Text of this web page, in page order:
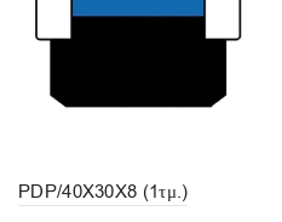
PDP/40X30X8 (1τμ.)